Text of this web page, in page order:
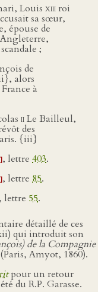
Louis xiii roi
sa sœur,
épouse de
;
de
alors
à
iiLe Bailleul,
des
{iii}
, lettre 403.
, lettre 85.
, lettre 55.
détaillé de ces
qui introduit son
de la Compagnie
Amyot, 1860).
pour un retour
du R.P. Garasse.